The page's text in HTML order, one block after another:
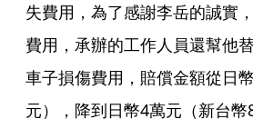
失費用，為了感謝李岳的誠實
費用，承辦的工作人員還幫他
車子損傷費用，賠償金額從日
元），降到日幣4萬元（新台幣